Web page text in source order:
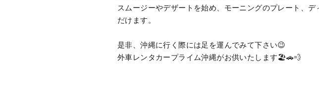
スムージーやデザートを始め、モーニングのプレート、
だけます。
是非、沖縄に行く際には足を運んでみて下さい😉
外車レンタカープライム沖縄がお供いたします🏖️🚗💨